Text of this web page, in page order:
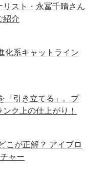
スト・永冨千晴さん
紹介
化系キャットライン
「引き立てる」。プ
ク上の仕上がり！
こが正解？ アイブロ
ャー